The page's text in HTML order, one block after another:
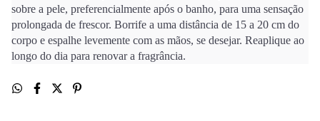
sobre a pele, preferencialmente após o banho, para uma sensação
prolongada de frescor. Borrife a uma distância de 15 a 20 cm do
corpo e espalhe levemente com as mãos, se desejar. Reaplique ao
longo do dia para renovar a fragrância.